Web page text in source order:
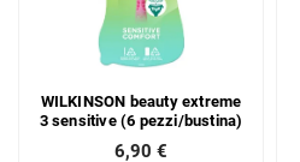
WILKINSON beauty extreme
3 sensitive (6 pezzi/bustina)
6,90 €